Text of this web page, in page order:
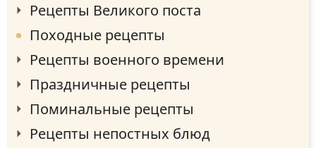
Рецепты Великого поста
Походные рецепты
Рецепты военного времени
Праздничные рецепты
Поминальные рецепты
Рецепты непостных блюд